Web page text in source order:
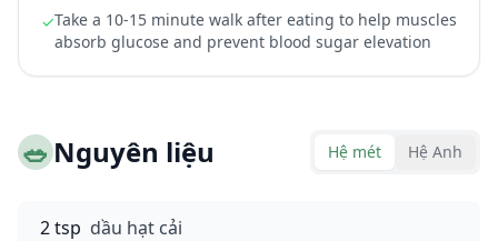
✓Take a 10-15 minute walk after eating to help muscles
absorb glucose and prevent blood sugar elevation
🥗Nguyên liệu Hệ mét Hệ Anh
2 tsp dầu hạt cải